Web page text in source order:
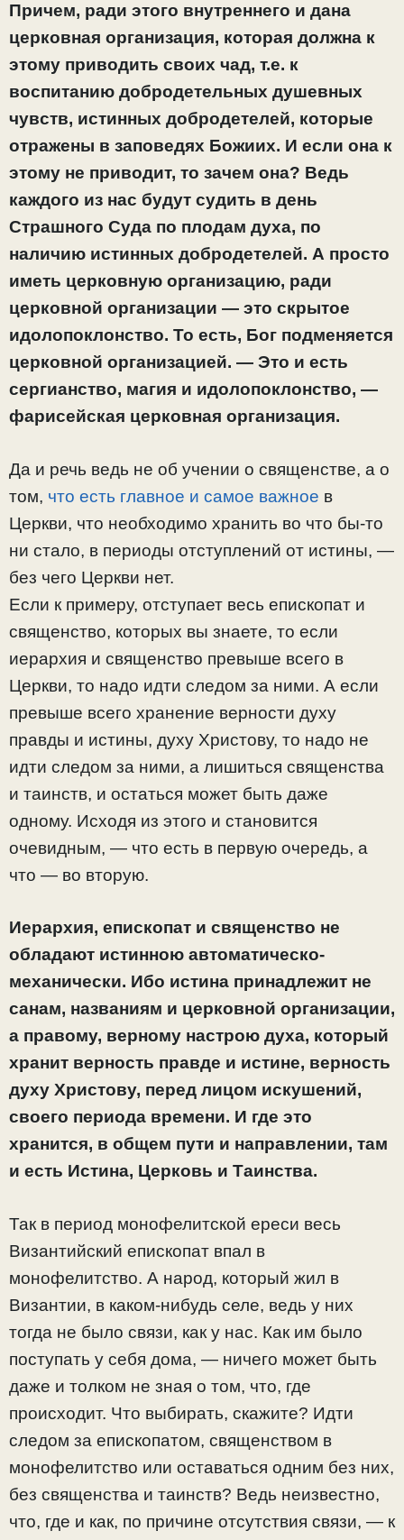
Причем, ради этого внутреннего и дана
церковная организация, которая должна к
этому приводить своих чад, т.е. к
воспитанию добродетельных душевных
чувств, истинных добродетелей, которые
отражены в заповедях Божиих. И если она к
этому не приводит, то зачем она? Ведь
каждого из нас будут судить в день
Страшного Суда по плодам духа, по
наличию истинных добродетелей. А просто
иметь церковную организацию, ради
церковной организации — это скрытое
идолопоклонство. То есть, Бог подменяется
церковной организацией. — Это и есть
сергианство, магия и идолопоклонство, —
фарисейская церковная организация.
Да и речь ведь не об учении о священстве, а о
том, что есть главное и самое важное в
Церкви, что необходимо хранить во что бы-то
ни стало, в периоды отступлений от истины, —
без чего Церкви нет.
Если к примеру, отступает весь епископат и
священство, которых вы знаете, то если
иерархия и священство превыше всего в
Церкви, то надо идти следом за ними. А если
превыше всего хранение верности духу
правды и истины, духу Христову, то надо не
идти следом за ними, а лишиться священства
и таинств, и остаться может быть даже
одному. Исходя из этого и становится
очевидным, — что есть в первую очередь, а
что — во вторую.
Иерархия, епископат и священство не
обладают истинною автоматическо-
механически. Ибо истина принадлежит не
санам, названиям и церковной организации,
а правому, верному настрою духа, который
хранит верность правде и истине, верность
духу Христову, перед лицом искушений,
своего периода времени. И где это
хранится, в общем пути и направлении, там
и есть Истина, Церковь и Таинства.
Так в период монофелитской ереси весь
Византийский епископат впал в
монофелитство. А народ, который жил в
Византии, в каком-нибудь селе, ведь у них
тогда не было связи, как у нас. Как им было
поступать у себя дома, — ничего может быть
даже и толком не зная о том, что, где
происходит. Что выбирать, скажите? Идти
следом за епископатом, священством в
монофелитство или оставаться одним без них,
без священства и таинств? Ведь неизвестно,
что, где и как, по причине отсутствия связи, — к